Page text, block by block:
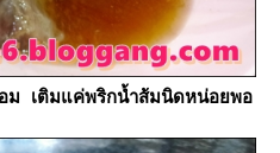
เติมแค่พริกน้ำส้มนิดหน่อยพอ